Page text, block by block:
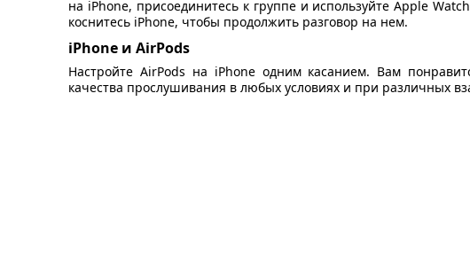
на iPhone, присоединитесь к группе и используйте Apple
коснитесь iPhone, чтобы продолжить разговор на нем.
iPhone и AirPods
Настройте AirPods на iPhone одним касанием. Вам
качества прослушивания в любых условиях и при различных